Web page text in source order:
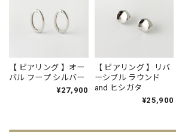
【 ピアリング 】オー
バル フープ シルバー
¥27,900
【 ピアリング 】リバ
ーシブル ラウンド
and ヒシガタ
¥25,900